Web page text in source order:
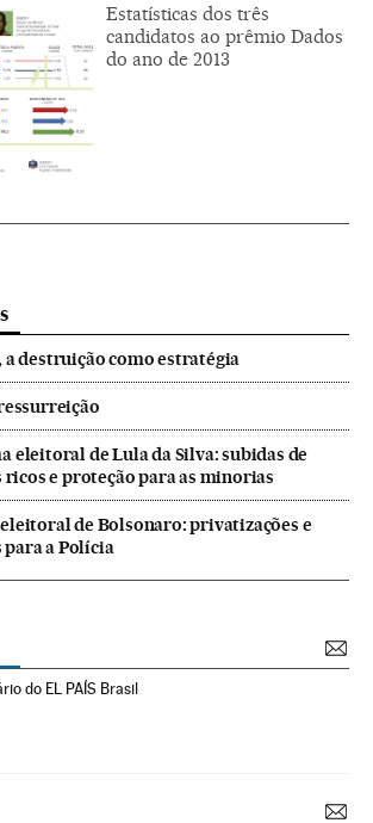
Estatísticas dos três
candidatos ao prêmio Dados
do ano de 2013
destruição como estratégia
eleitoral de Lula da Silva: subidas de
e proteção para as minorias
de Bolsonaro: privatizações e
a Polícia
do EL PAÍS Brasil